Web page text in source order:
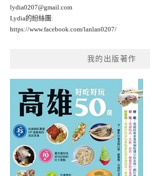
lydia0207@gmail.com
Lydia的紛絲團:
https://www.facebook.com/lanlan0207/
我的出版著作